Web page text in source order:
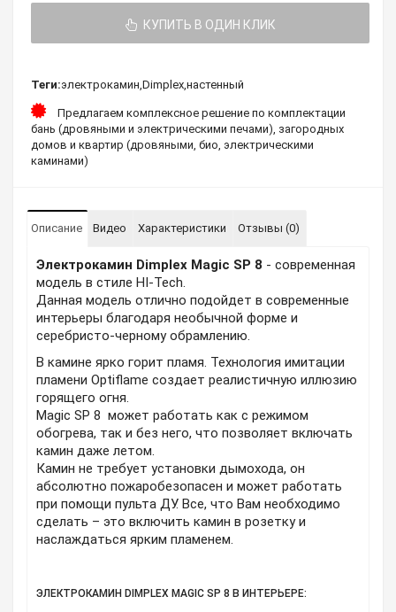
КУПИТЬ В ОДИН КЛИК
Теги:электрокамин,Dimplex,настенный
Предлагаем комплексное решение по комплектации
бань (дровяными и электрическими печами), загородных
домов и квартир (дровяными, био, электрическими
каминами)
Описание Видео Характеристики Отзывы (0)
Электрокамин Dimplex Magic SP 8 - современная
модель в стиле HI-Tech.
Данная модель отлично подойдет в современные
интерьеры благодаря необычной форме и
серебристо-черному обрамлению.
В камине ярко горит пламя. Технология имитации
пламени Optiflame создает реалистичную иллюзию
горящего огня.
Magic SP 8 может работать как с режимом
обогрева, так и без него, что позволяет включать
камин даже летом.
Камин не требует установки дымохода, он
абсолютно пожаробезопасен и может работать
при помощи пульта ДУ. Все, что Вам необходимо
сделать – это включить камин в розетку и
наслаждаться ярким пламенем.
ЭЛЕКТРОКАМИН DIMPLEX MAGIC SP 8 В ИНТЕРЬЕРЕ: